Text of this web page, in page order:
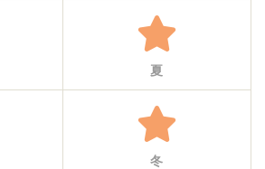
夏
冬